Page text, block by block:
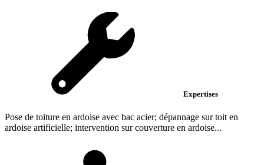
Expertises
Pose de toiture en ardoise avec bac acier; dépannage sur toit en
ardoise artificielle; intervention sur couverture en ardoise...